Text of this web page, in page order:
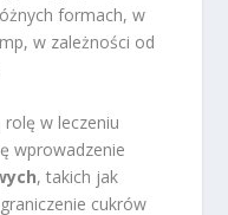
formach, w
w zależności od
w leczeniu
wprowadzenie
, takich jak
cukrów